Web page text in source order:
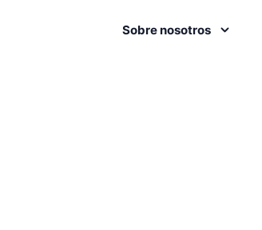
Sobre nosotros